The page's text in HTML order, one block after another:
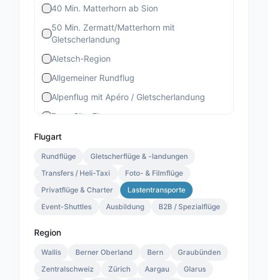
40 Min. Matterhorn ab Sion
50 Min. Zermatt/Matterhorn mit
Gletscherlandung
Aletsch-Region
Allgemeiner Rundflug
Alpenflug mit Apéro / Gletscherlandung
Bern-City-Flug
Berner Stadtrundflug
Berner-Altstadt-Flug
Bernina-Gletscherflug
Bietschhorn-Region
Eiger-Mönch-Jungfrau
Gourmet Special
Gourmet Standard
Lauterbrunnen 13 Min.
Flugart
Rundflüge
Gletscherflüge & -landungen
Transfers / Heli-Taxi
Foto- & Filmflüge
Privatflüge & Charter
Lastentransporte
Event-Shuttles
Ausbildung B2B / Spezialflüge
Region
Wallis Berner Oberland Bern
Graubünden
Zentralschweiz
Zürich Aargau
Glarus